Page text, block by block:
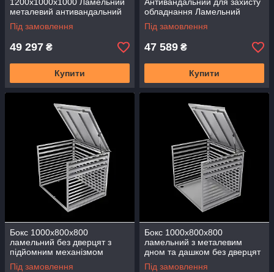
металевий антивандальний
Короб БГЛд-03
Під замовлення
49 297 ₴
Купити
обладнання Ламельний
БГЛд-04 Короб Кожух
Під замовлення
47 589 ₴
Купити
Бокс 1000х800х800
ламельний без дверцят з
підйомним механізмом
БГЛ-05 фасадний газліфт
Під замовлення
Бокс 1000х800х800
ламельний з металевим
дном та дашком без дверцят
БГЛ-06 фасадний газліфт
Під замовлення